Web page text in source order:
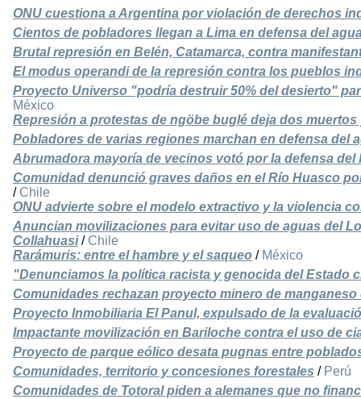
ONU cuestiona a Argentina por violación de derechos
Cientos de pobladores llegan a Lima en defensa del
Brutal represión en Belén, Catamarca, contra
El modus operandi de la represión contra los pueblos
Proyecto Universo "podría destruir 50% del desierto"
México
Represión a protestas de ngöbe buglé deja dos muertos
Pobladores de varias regiones marchan en defensa del
Abrumadora mayoría de vecinos votó por la defensa del
Comunidad denunció graves daños en el Río Huasco
/ Chile
ONU advierte sobre el modelo extractivo y la violencia
Anuncian movilizaciones para evitar uso de aguas del
Collahuasi/ Chile
Rarámuris: entre el hambre y el saqueo / México
"Denunciamos la política racista y genocida del Estado
Comunidades rechazan proyecto minero de
Proyecto Inmobiliaria El Panul, expulsado de la
Impactante movilización en Bariloche contra el uso de
Proyecto de parque eólico desata pugnas entre
Comunidades, territorio y concesiones forestales / Perú
Comunidades de Totoral piden a alemanes que no